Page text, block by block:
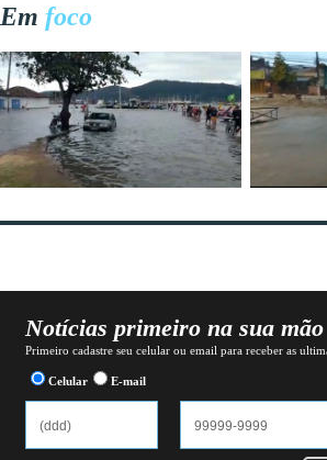
Em foco
Notícias primeiro na sua mão
Primeiro cadastre seu celular ou email para receber as
Celular E-mail